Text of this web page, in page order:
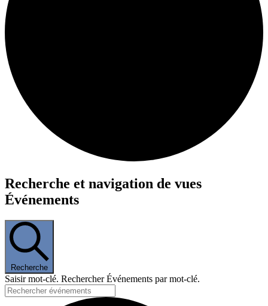
Événements
Recherche et navigation de vues
Événements
Recherche
Saisir mot-clé. Rechercher Événements par mot-clé.